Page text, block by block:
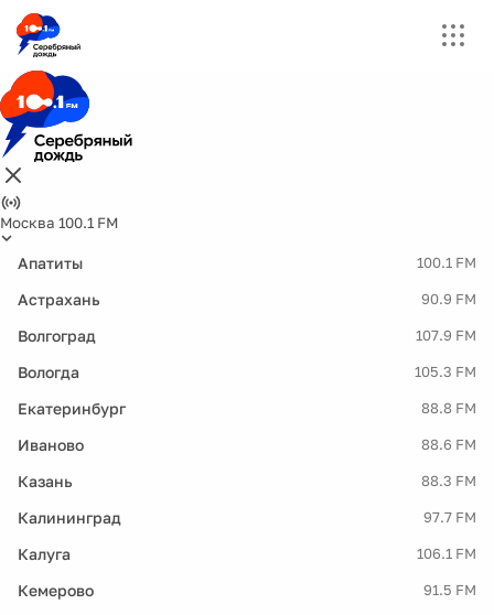
Москва 100.1 FM
Апатиты 100.1 FM
Астрахань 90.9 FM
Волгоград 107.9 FM
Вологда 105.3 FM
Екатеринбург 88.8 FM
Иваново 88.6 FM
Казань 88.3 FM
Калининград 97.7 FM
Калуга 106.1 FM
Кемерово 91.5 FM